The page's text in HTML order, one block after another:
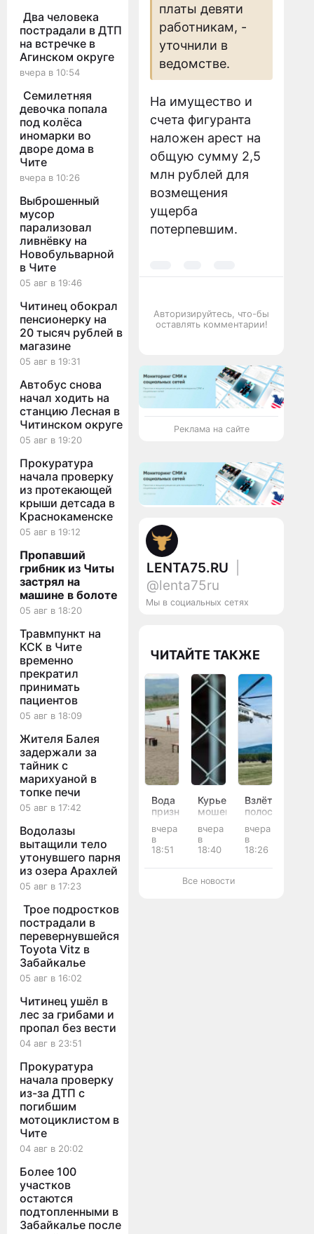
Два человека
пострадали в ДТП
на встречке в
Агинском округе
вчера в 10:54
Семилетняя
девочка попала
под колёса
иномарки во
дворе дома в
Чите
вчера в 10:26
Выброшенный
мусор
парализовал
ливнёвку на
Новобульварной
в Чите
05 авг в 19:46
Читинец обокрал
пенсионерку на
20 тысяч рублей в
магазине
05 авг в 19:31
Автобус снова
начал ходить на
станцию Лесная в
Читинском округе
05 авг в 19:20
Прокуратура
начала проверку
из протекающей
крыши детсада в
Краснокаменске
05 авг в 19:12
Пропавший
грибник из Читы
застрял на
машине в болоте
05 авг в 18:20
Травмпункт на
КСК в Чите
временно
прекратил
принимать
пациентов
05 авг в 18:09
Жителя Балея
задержали за
тайник с
марихуаной в
топке печи
05 авг в 17:42
Водолазы
вытащили тело
утонувшего парня
из озера Арахлей
05 авг в 17:23
Трое подростков
пострадали в
перевернувшейся
Toyota Vitz в
Забайкалье
05 авг в 16:02
Читинец ушёл в
лес за грибами и
пропал без вести
04 авг в 23:51
Прокуратура
начала проверку
из-за ДТП с
погибшим
мотоциклистом в
Чите
04 авг в 20:02
Более 100
участков
остаются
подтопленными в
Забайкалье после
платы девяти
работникам, -
уточнили в
ведомстве.
На имущество и
счета фигуранта
наложен арест на
общую сумму 2,5
млн рублей для
возмещения
ущерба
потерпевшим.
Авторизируйтесь, что-бы
оставлять комментарии!
Реклама на сайте
LENTA75.RU
@lenta75ru
Мы в социальных сетях
ЧИТАЙТЕ ТАКЖЕ
Вода
признана
для
купания
в
восьми
вчера
в
18:51
Курьер
мошенников
у
матери
и
вдовы
бойцов
вчера
в
18:40
Взлётную
полосу
паводком
в
округе
вчера
в
18:26
Все новости